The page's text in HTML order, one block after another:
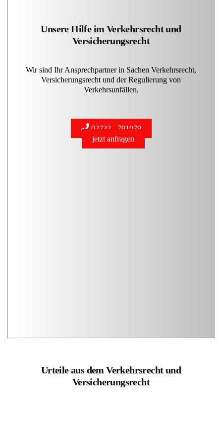
Unsere Hilfe im Verkehrsrecht und
Versicherungsrecht
Wir sind Ihr Ansprechpartner in Sachen Verkehrsrecht,
Versicherungsrecht und der Regulierung von
Verkehrsunfällen.
02732 - 791079
jetzt anfragen
Urteile aus dem Verkehrsrecht und
Versicherungsrecht